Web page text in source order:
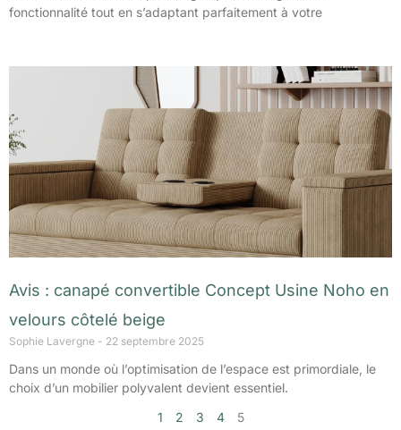
fonctionnalité tout en s’adaptant parfaitement à votre
Avis : canapé convertible Concept Usine Noho en
velours côtelé beige
Sophie Lavergne 22 septembre 2025
Dans un monde où l’optimisation de l’espace est primordiale, le
choix d’un mobilier polyvalent devient essentiel.
1
2 3 4 5